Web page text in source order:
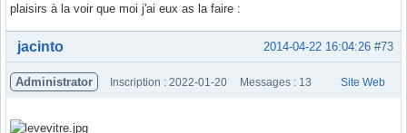
plaisirs à la voir que moi j'ai eux as la faire :
Hors ligne #73
2014-04-22 16:04:26
jacinto
Administrator Inscription : 2022-01-20 Messages : 13 Site Web